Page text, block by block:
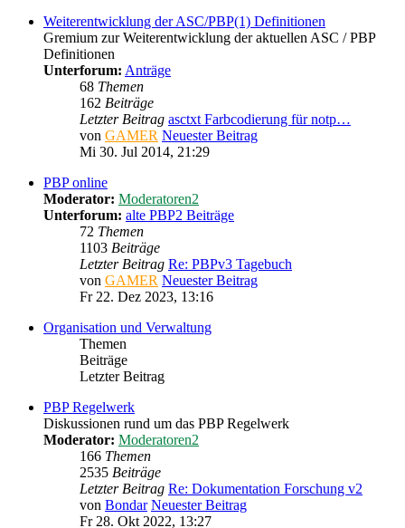
Weiterentwicklung der ASC/PBP(1) Definitionen
Gremium zur Weiterentwicklung der aktuellen ASC / PBP
Definitionen
Unterforum: Anträge
68 Themen
162 Beiträge
Letzter Beitrag asctxt Farbcodierung für notp…
von GAMER Neuester Beitrag
Mi 30. Jul 2014, 21:29
PBP online
Moderator: Moderatoren2
Unterforum: alte PBP2 Beiträge
72 Themen
1103 Beiträge
Letzter Beitrag Re: PBPv3 Tagebuch
von GAMER Neuester Beitrag
Fr 22. Dez 2023, 13:16
Organisation und Verwaltung
Themen
Beiträge
Letzter Beitrag
PBP Regelwerk
Diskussionen rund um das PBP Regelwerk
Moderator: Moderatoren2
166 Themen
2535 Beiträge
Letzter Beitrag Re: Dokumentation Forschung v2
von Bondar Neuester Beitrag
Fr 28. Okt 2022, 13:27